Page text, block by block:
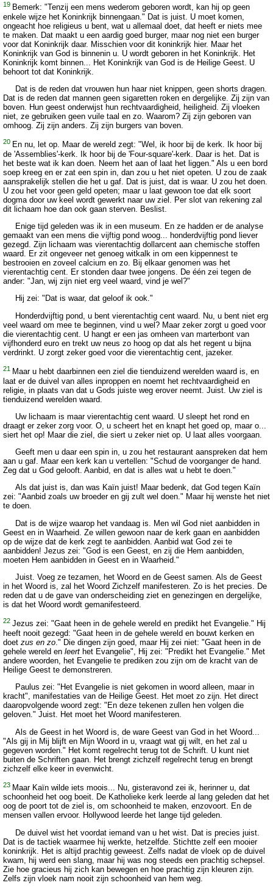
19 Bemerk: "Tenzij een mens wederom geboren wordt, kan hij op geen
enkele wijze het Koninkrijk binnengaan." Dat is juist. U moet komen,
ongeacht hoe religieus u bent, wat u allemaal doet, dat heeft er niets mee
te maken. Dat maakt u een aardig goed burger, maar nog niet een burger
voor dat Koninkrijk daar. Misschien voor dit koninkrijk hier. Maar het
Koninkrijk van God is binnenin u. U wordt geboren in het Koninkrijk. Het
Koninkrijk komt binnen... Het Koninkrijk van God is de Heilige Geest. U
behoort tot dat Koninkrijk.
Dat is de reden dat vrouwen hun haar niet knippen, geen shorts dragen.
Dat is de reden dat mannen geen sigaretten roken en dergelijke. Zij zijn van
boven. Hun geest onderwijst hun rechtvaardigheid, heiligheid. Zij vloeken
niet, ze gebruiken geen vuile taal en zo. Waarom? Zij zijn geboren van
omhoog. Zij zijn anders. Zij zijn burgers van boven.
20 En nu, let op. Maar de wereld zegt: "Wel, ik hoor bij de kerk. Ik hoor bij
de 'Assemblies'-kerk. Ik hoor bij de 'Four-square'-kerk. Daar is het. Dat is
het beste wat ik kan doen. Neem het aan of laat het liggen." Als u een bord
soep kreeg en er zat een spin in, dan zou u het niet opeten. U zou de zaak
aansprakelijk stellen die het u gaf. Dat is juist, dat is waar. U zou het doen.
U zou het voor geen geld opeten; maar u laat gewoon toe dat elk soort
dogma door uw keel wordt gewerkt naar uw ziel. Per slot van rekening zal
dit lichaam hoe dan ook gaan sterven. Beslist.
Enige tijd geleden was ik in een museum. En ze hadden er de analyse
gemaakt van een mens die vijftig pond woog... honderdvijftig pond liever
gezegd. Zijn lichaam was vierentachtig dollarcent aan chemische stoffen
waard. Er zit ongeveer net genoeg witkalk in om een kippennest te
bestrooien en zoveel calcium en zo. Bij elkaar genomen was het
vierentachtig cent. Er stonden daar twee jongens. De één zei tegen de
ander: "Jan, wij zijn niet erg veel waard, vind je wel?"
Hij zei: "Dat is waar, dat geloof ik ook."
Honderdvijftig pond, u bent vierentachtig cent waard. Nu, u bent niet erg
veel waard om mee te beginnen, vind u wel? Maar zeker zorgt u goed voor
die vierentachtig cent. U hangt er een jas omheen van marterbont van
vijfhonderd euro en trekt uw neus zo hoog op dat als het regent u bijna
verdrinkt. U zorgt zeker goed voor die vierentachtig cent, jazeker.
21 Maar u hebt daarbinnen een ziel die tienduizend werelden waard is, en
laat er de duivel van alles inproppen en noemt het rechtvaardigheid en
religie, in plaats van dat u Gods juiste weg erover neemt. Juist. Uw ziel is
tienduizend werelden waard.
Uw lichaam is maar vierentachtig cent waard. U sleept het rond en
draagt er zeker zorg voor. O, u scheert het en knapt het goed op, maar o...
siert het op! Maar die ziel, die siert u zeker niet op. U laat alles voorgaan.
Geeft men u daar een spin in, u zou het restaurant aanspreken dat hem
aan u gaf. Maar een kerk kan u vertellen: "Schud de voorganger de hand.
Zeg dat u God gelooft. Aanbid, en dat is alles wat u hebt te doen."
Als dat juist is, dan was Kaïn juist! Maar bedenk, dat God tegen Kaïn
zei: "Aanbid zoals uw broeder en gij zult wel doen." Maar hij wenste het niet
te doen.
Dat is de wijze waarop het vandaag is. Men wil God niet aanbidden in
Geest en in Waarheid. Ze willen gewoon naar de kerk gaan en aanbidden
op de wijze dat de kerk zegt te aanbidden. Aanbid wat God zei te
aanbidden! Jezus zei: "God is een Geest, en zij die Hem aanbidden,
moeten Hem aanbidden in Geest en in Waarheid."
Juist. Voeg ze tezamen, het Woord en de Geest samen. Als de Geest
in het Woord is, zal het Woord Zichzelf manifesteren. Zo is het precies. De
reden dat u de gave van onderscheiding ziet en genezingen en dergelijke,
is dat het Woord wordt gemanifesteerd.
22 Jezus zei: "Gaat heen in de gehele wereld en predikt het Evangelie." Hij
heeft nooit gezegd: "Gaat heen in de gehele wereld en bouwt kerken en
doet zus en zo ." Die dingen zijn goed, maar Hij zei niet: "Gaat heen in de
gehele wereld en leert het Evangelie", Hij zei: "Predikt het Evangelie." Met
andere woorden, het Evangelie te prediken zou zijn om de kracht van de
Heilige Geest te demonstreren.
Paulus zei: "Het Evangelie is niet gekomen in woord alleen, maar in
kracht", manifestaties van de Heilige Geest. Het moet zo zijn. Het direct
daaropvolgende woord zegt: "En deze tekenen zullen hen volgen die
geloven." Juist. Het moet het Woord manifesteren.
Als de Geest in het Woord is, de ware Geest van God in het Woord...
"Als gij in Mij blijft en Mijn Woord in u, vraagt wat gij wilt, en het zal u
gegeven worden." Het komt regelrecht terug tot de Schrift. U kunt niet
buiten de Schriften gaan. Het brengt zichzelf regelrecht terug en brengt
zichzelf elke keer in evenwicht.
23 Maar Kaïn wilde iets moois... Nu, gisteravond zei ik, herinner u, dat
schoonheid het oog boeit. De Katholieke kerk leerde al lang geleden dat het
oog de poort tot de ziel is, om schoonheid te maken, enzovoort. En de
mensen vallen ervoor. Hollywood leerde het lange tijd geleden.
De duivel wist het voordat iemand van u het wist. Dat is precies juist.
Dat is de tactiek waarmee hij werkte, hetzelfde. Stichtte zelf een mooier
koninkrijk. Het is altijd prachtig geweest. Zelfs nadat de vloek op de duivel
kwam, hij werd een slang, maar hij was nog steeds een prachtig schepsel.
Zie hoe gracieus hij zich kan bewegen en hoe prachtig zijn kleuren zijn.
Zelfs zijn vloek nam nooit zijn schoonheid van hem weg.